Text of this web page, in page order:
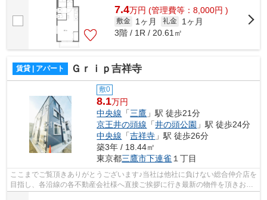
7.4万円 (管理費等：8,000円 )
敷金 1ヶ月 礼金
1ヶ月
3階 / 1R / 20.61㎡
賃貸 | アパート Ｇｒｉｐ吉祥寺
敷0
8.1万円
中央線 「三鷹 」駅 徒歩21分
京王井の頭線 「井の頭公園 」駅 徒歩24分
中央線 「吉祥寺 」駅 徒歩26分
築3年 / 18.44㎡
東京都三鷹市下連雀 １丁目
ここまでご覧頂きありがとうございます♪当社は他社に負けない総合仲介店を
目指し、各沿線の各不動産会社様へ直接ご挨拶に行き最新の物件を頂きお客
様へ提供しております！最新の情報は...